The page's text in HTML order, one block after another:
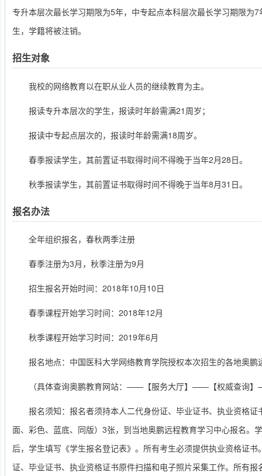
专升本层次最长学习期限为5年，中专起点本科层次最长学习期限为
生，学籍将被注销。
招生对象
我校的网络教育以在职从业人员的继续教育为主。
报读专升本层次的学生，报读时年龄需满21周岁；
报读中专起点层次的，报读时年龄需满18周岁。
春季报读学生，其前置证书取得时间不得晚于当年2月28日。
秋季报读学生，其前置证书取得时间不得晚于当年8月31日。
报名办法
全年组织报名，春秋两季注册
春季注册为3月，秋季注册为9月
招生报名开始时间：2018年10月10日
春季课程开始学习时间：2018年12月
秋季课程开始学习时间：2019年6月
报名地点：中国医科大学网络教育学院授权本次招生的各地奥鹏
（具体查询奥鹏教育网站：——【服务大厅】——【权威查询
报名须知：报名者须持本人二代身份证、毕业证书、执业资格
面、彩色、蓝底、同版）3张，到当地奥鹏远程教育学习中心报名。
后，学生填写《学生报名登记表》。所有考生必须提供执业资格证
证、毕业证书、执业资格证书原件扫描和电子照片采集工作。所有